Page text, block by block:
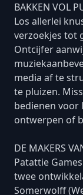
BAKKEN VOL
Los allerlei
verzoekjes tot
Ontcijfer
media af te
te pluizen.
bedienen voor
ontwerpen of
DE MAKERS
Patattie
twee
Somerwolff